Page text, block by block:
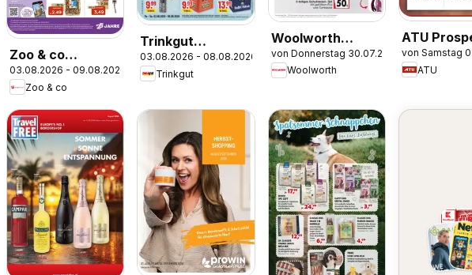
Zoo & co
Prospekt
03.08.2026 - 09.08.2026
Zoo & co
Trinkgut
Prospekt
03.08.2026 - 08.08.2026
Trinkgut
Woolworth
Prospekt
von Donnerstag 30.07.2026
Woolworth
ATU
von Samstag
ATU